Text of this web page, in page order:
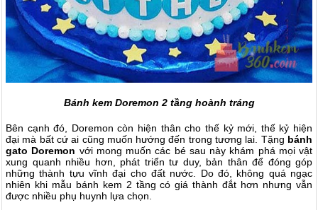
Bánh kem Doremon 2 tầng hoành tráng
Bên cạnh đó, Doremon còn hiện thân cho thế kỷ mới, thế kỷ hiện
đại mà bất cứ ai cũng muốn hướng đến trong tương lai. Tặng bánh
gato Doremon với mong muốn các bé sau này khám phá mọi vật
xung quanh nhiều hơn, phát triển tư duy, bản thân để đóng góp
những thành tựu vĩnh đại cho đất nước. Do đó, không quá ngạc
nhiên khi mẫu bánh kem 2 tầng có giá thành đắt hơn nhưng vẫn
được nhiều phụ huynh lựa chọn.